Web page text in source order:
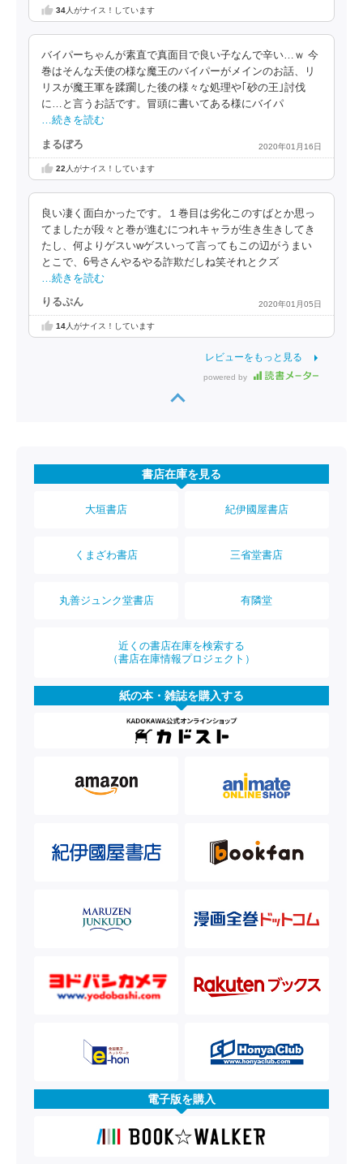
34人がナイス！しています
バイパーちゃんが素直で真面目で良い子なんで辛い…ｗ 今
巻はそんな天使の様な魔王のバイパーがメインのお話、リ
リスが魔王軍を蹂躙した後の様々な処理や｢砂の王｣討伐
に…と言うお話です。冒頭に書いてある様にバイパ
…続きを読む
まるぼろ 2020年01月16日
22 人がナイス！しています
良い凄く面白かったです。１巻目は劣化このすばとか思っ
てましたが段々と巻が進むにつれキャラが生き生きしてき
たし、何よりゲスいwゲスいって言ってもこの辺がうまい
とこで、6号さんやるやる詐欺だしね笑それとクズ
…続きを読む
りるぷん 2020年01月05日
14人がナイス！しています
レビューをもっと見る
powered by
書店在庫を見る
大垣書店 紀伊國屋書店
くまざわ書店 三省堂書店
丸善ジュンク堂書店 有隣堂
近くの書店在庫を検索する
（書店在庫情報プロジェクト）
紙の本・雑誌を購入する
電子版を購入